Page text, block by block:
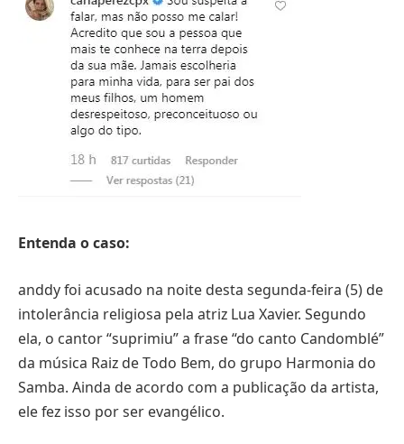
Entenda o caso:
anddy foi acusado na noite desta segunda-feira (5) de
intolerância religiosa pela atriz Lua Xavier. Segundo
ela, o cantor “suprimiu” a frase “do canto Candomblé”
da música Raiz de Todo Bem, do grupo Harmonia do
Samba. Ainda de acordo com a publicação da artista,
ele fez isso por ser evangélico.